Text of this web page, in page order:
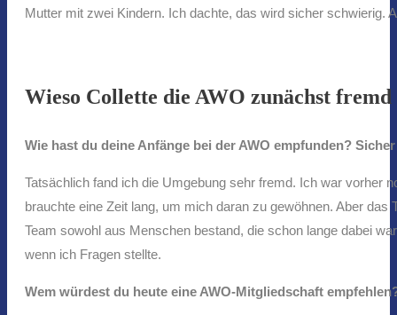
Mutter mit zwei Kindern. Ich dachte, das wird sicher schwierig.
Wieso Collette die AWO zunächst
Wie hast du deine Anfänge bei der AWO empfunden?
Tatsächlich fand ich die Umgebung sehr fremd. Ich war vorher
brauchte eine Zeit lang, um mich daran zu gewöhnen. Aber
Team sowohl aus Menschen bestand, die schon lange dabei
wenn ich Fragen stellte.
Wem würdest du heute eine AWO-Mitgliedschaft